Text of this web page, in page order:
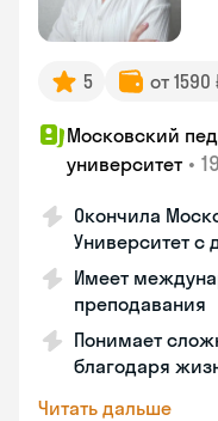
5 от
Московский
университет •
Окончила
Университет с
Имеет
преподавания
Понимает
благодаря
Читать дальше